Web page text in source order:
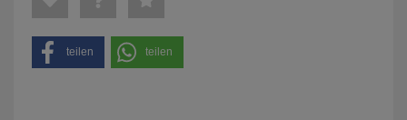
teilen teilen